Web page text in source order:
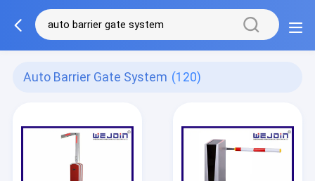
Auto Barrier Gate System (120)